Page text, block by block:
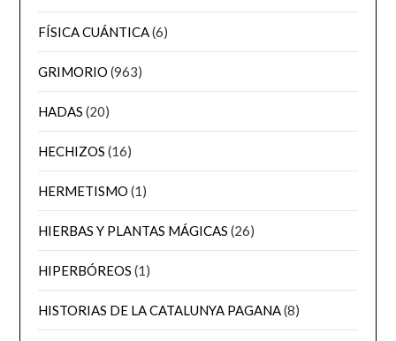
FÍSICA CUÁNTICA(6)
GRIMORIO (963)
HADAS (20)
HECHIZOS (16)
HERMETISMO (1)
HIERBAS Y PLANTAS MÁGICAS (26)
HIPERBÓREOS (1)
HISTORIAS DE LA CATALUNYA PAGANA(8)